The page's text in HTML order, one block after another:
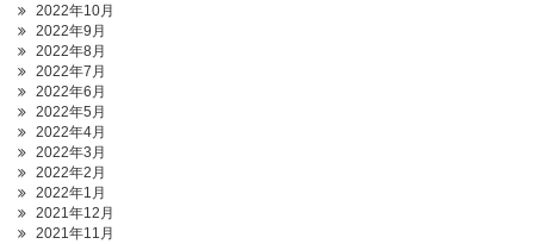
2022年10月
2022年9月
2022年8月
2022年7月
2022年6月
2022年5月
2022年4月
2022年3月
2022年2月
2022年1月
2021年12月
2021年11月